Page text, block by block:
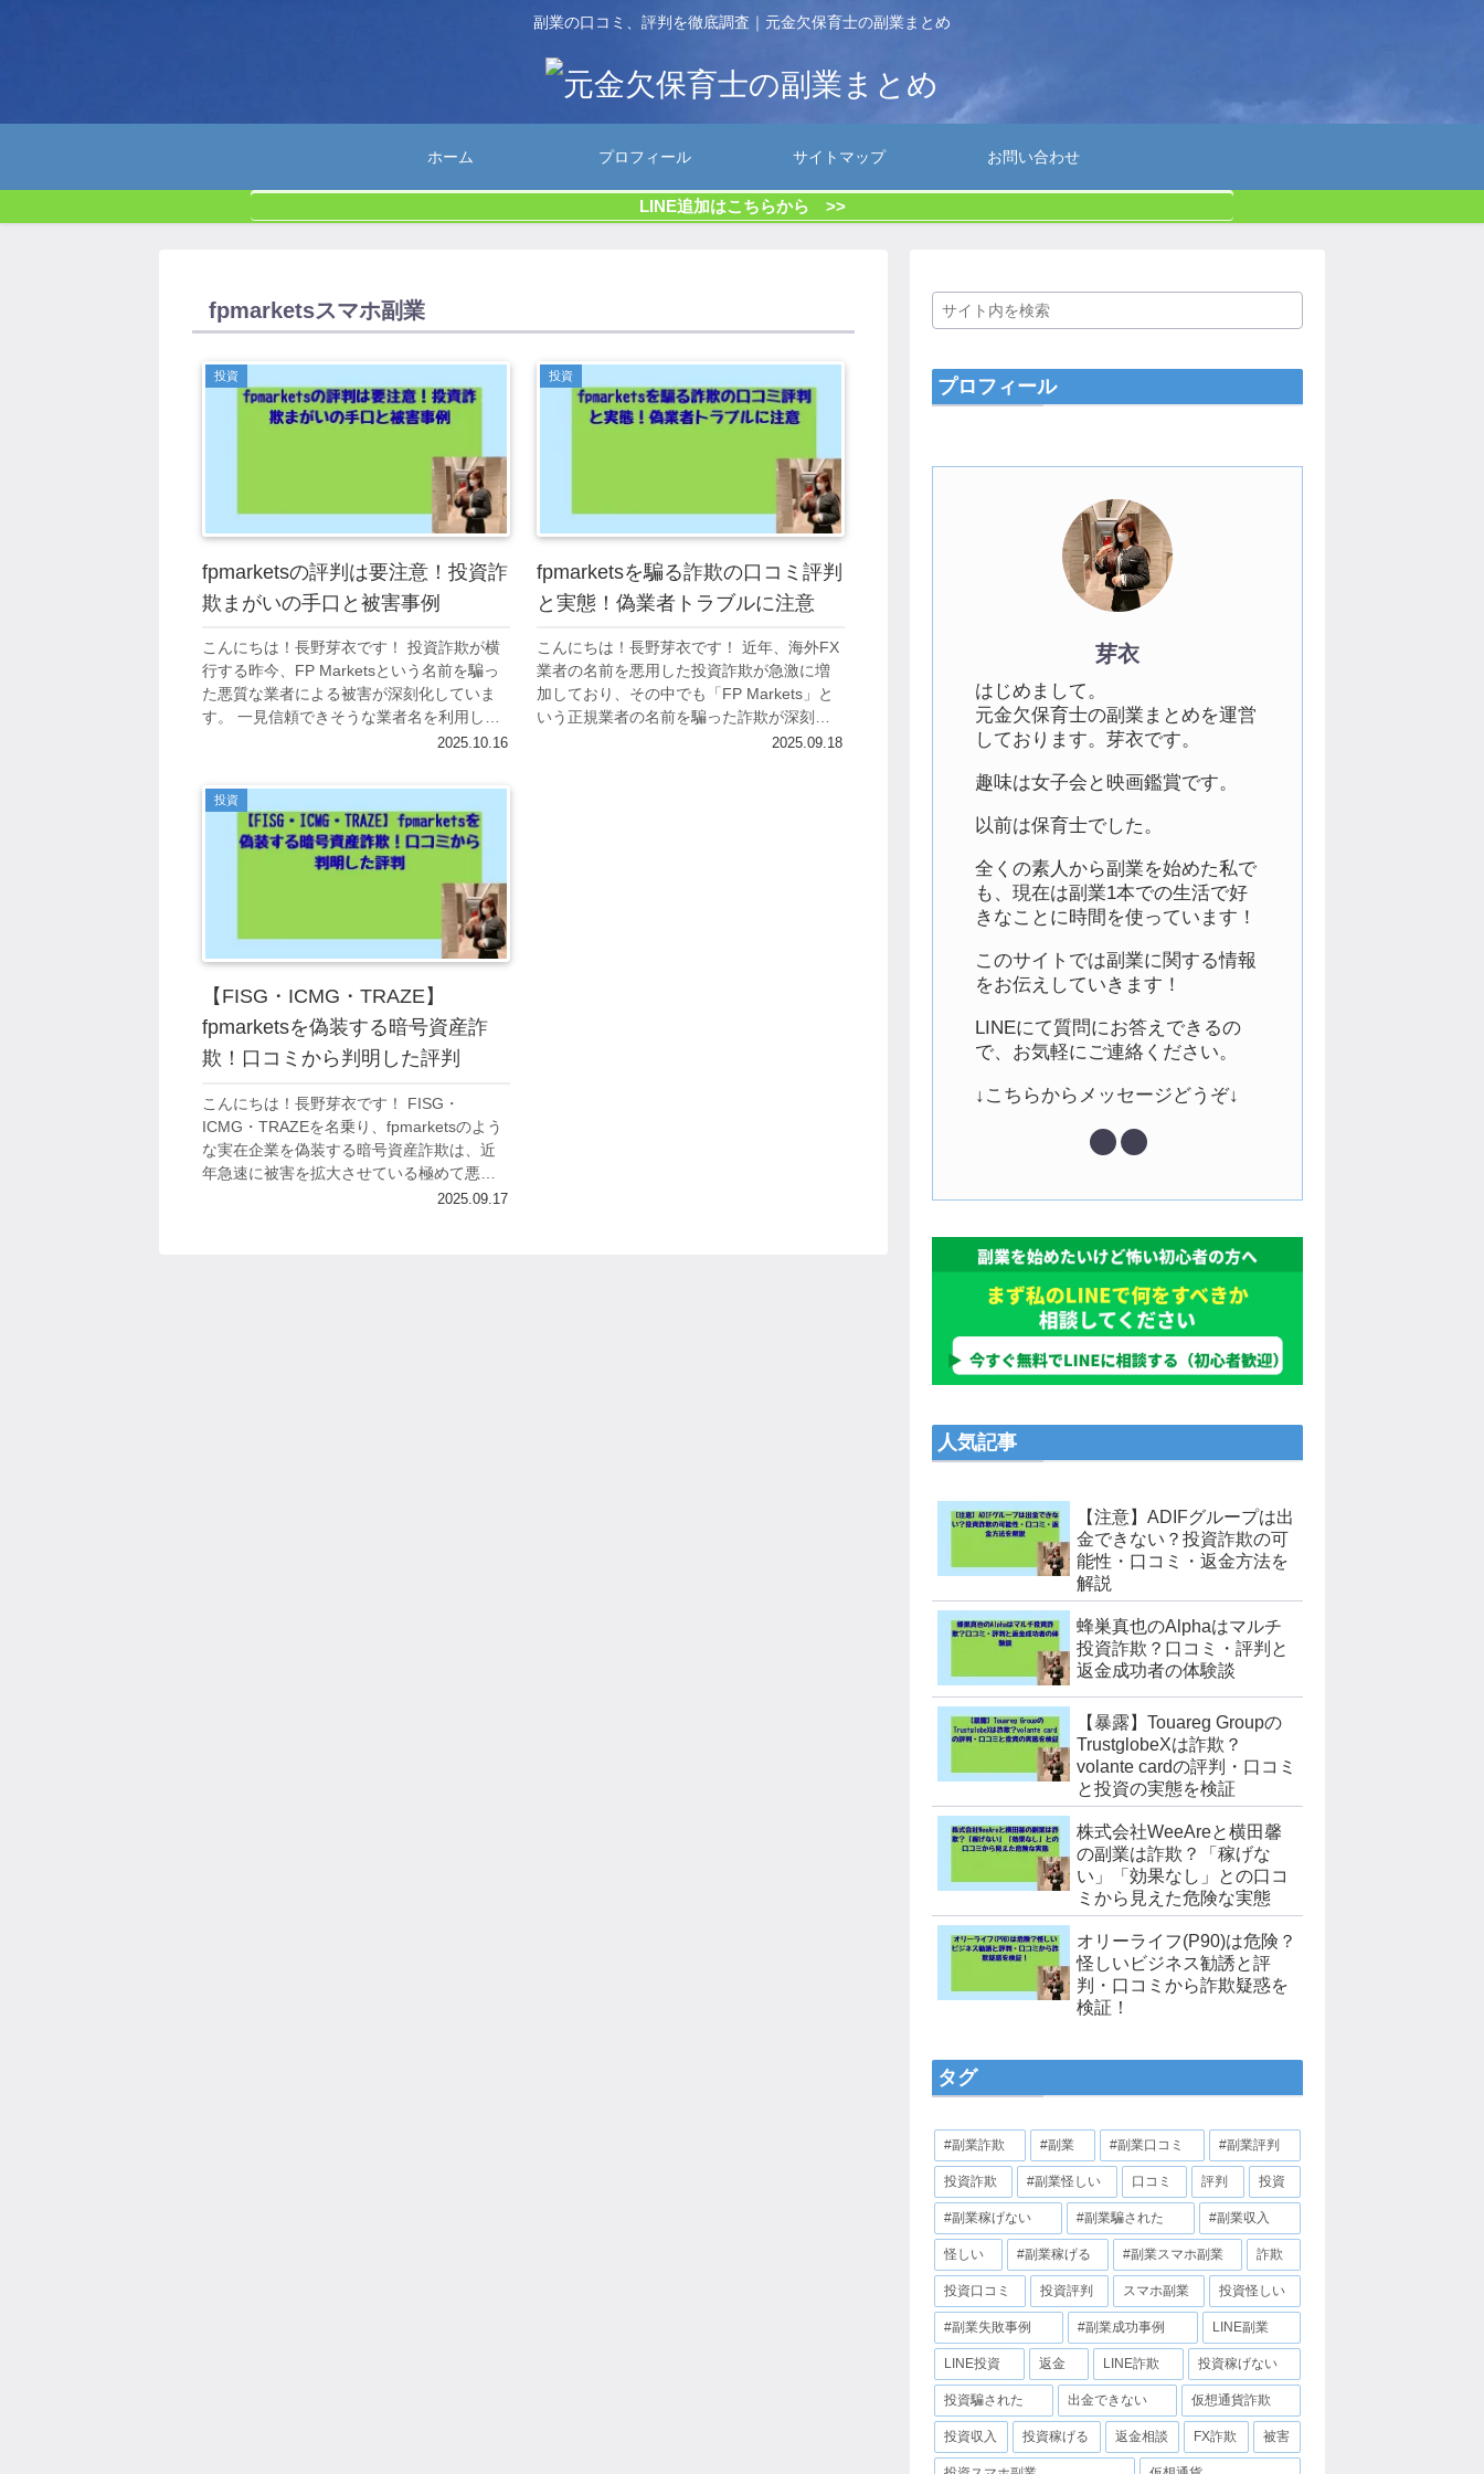
副業の口コミ、評判を徹底調査｜元金欠保育士の副業まとめ
ホーム プロフィール サイトマップ お問い合わせ
LINE追加はこちらから >>
fpmarketsスマホ副業
投資
fpmarketsの評判は要注意！投資詐
欺まがいの手口と被害事例
こんにちは！長野芽衣です！ 投資詐欺が横
行する昨今、FP Marketsという名前を騙っ
た悪質な業者による被害が深刻化していま
す。 一見信頼できそうな業者名を利用し、
多くの投資家を罠にかける手口が巧妙化し
2025.10.16
投資
fpmarketsを騙る詐欺の口コミ評判
と実態！偽業者トラブルに注意
こんにちは！長野芽衣です！ 近年、海外FX
業者の名前を悪用した投資詐欺が急激に増
加しており、その中でも「FP Markets」と
いう正規業者の名前を騙った詐欺が深刻な
問題となっています。 この詐欺では、オー
2025.09.18
投資
【FISG・ICMG・TRAZE】
fpmarketsを偽装する暗号資産詐
欺！口コミから判明した評判
こんにちは！長野芽衣です！ FISG・
ICMG・TRAZEを名乗り、fpmarketsのよう
な実在企業を偽装する暗号資産詐欺は、近
年急速に被害を拡大させている極めて悪質
な手口となっています。 fpmarketsを偽装し
2025.09.17
プロフィール
芽衣
はじめまして。
元金欠保育士の副業まとめを運営
しております。芽衣です。
趣味は女子会と映画鑑賞です。
以前は保育士でした。
全くの素人から副業を始めた私で
も、現在は副業1本での生活で好
きなことに時間を使っています！
このサイトでは副業に関する情報
をお伝えしていきます！
LINEにて質問にお答えできるの
で、お気軽にご連絡ください。
↓こちらからメッセージどうぞ↓
人気記事
【注意】ADIFグループは出
金できない？投資詐欺の可
能性・口コミ・返金方法を
解説
蜂巣真也のAlphaはマルチ
投資詐欺？口コミ・評判と
返金成功者の体験談
【暴露】Touareg Groupの
TrustglobeXは詐欺？
volante cardの評判・口コミ
と投資の実態を検証
株式会社WeeAreと横田馨
の副業は詐欺？「稼げな
い」「効果なし」との口コ
ミから見えた危険な実態
オリーライフ(P90)は危険？
怪しいビジネス勧誘と評
判・口コミから詐欺疑惑を
検証！
タグ
#副業詐欺 #副業 #副業口コミ #副業評判
投資詐欺 #副業怪しい 口コミ 評判 投資
#副業稼げない #副業騙された #副業収入
怪しい #副業稼げる #副業スマホ副業 詐欺
投資口コミ 投資評判 スマホ副業 投資怪しい
#副業失敗事例 #副業成功事例 LINE副業
LINE投資 返金 LINE詐欺 投資稼げない
投資騙された 出金できない 仮想通貨詐欺
投資収入 投資稼げる 返金相談 FX詐欺 被害